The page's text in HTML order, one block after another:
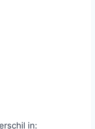
in: